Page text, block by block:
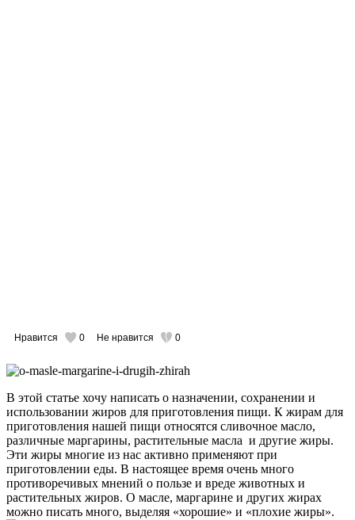
Нравится 0 Не нравится 0
В этой статье хочу написать о назначении, сохранении и
использовании жиров для приготовления пищи. К жирам для
приготовления нашей пищи относятся сливочное масло,
различные маргарины, растительные масла и другие жиры.
Эти жиры многие из нас активно применяют при
приготовлении еды. В настоящее время очень много
противоречивых мнений о пользе и вреде животных и
растительных жиров. О масле, маргарине и других жирах
можно писать много, выделяя «хорошие» и «плохие жиры».